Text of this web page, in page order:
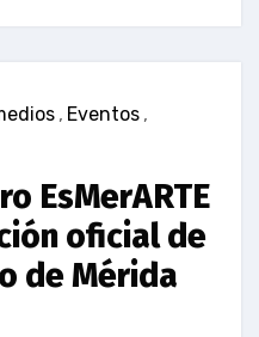
, Eventos ,
EsMerARTE
oficial de
de Mérida